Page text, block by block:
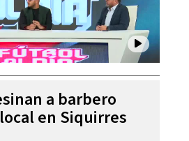
a barbero
en Siquirres